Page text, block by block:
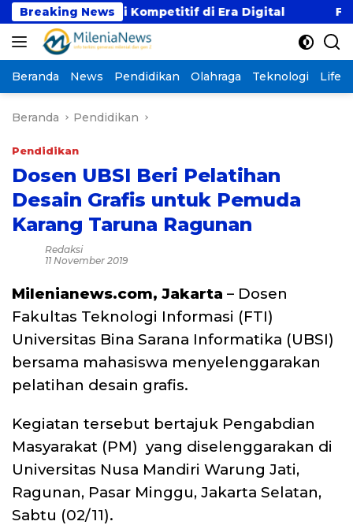
Langsung
ke
konten
Breaking News
Gaji Kompetitif di Era Digital Fenomena
Beranda News Pendidikan Olahraga Teknologi
Beranda Pendidikan
Pendidikan
Dosen UBSI Beri Pelatihan
Desain Grafis untuk Pemuda
Karang Taruna Ragunan
Redaksi
11 November 2019
Milenianews.com, Jakarta – Dosen
Fakultas Teknologi Informasi (FTI)
Universitas Bina Sarana Informatika (UBSI)
bersama mahasiswa menyelenggarakan
pelatihan desain grafis.
Kegiatan tersebut bertajuk Pengabdian
Masyarakat (PM) yang diselenggarakan di
Universitas Nusa Mandiri Warung Jati,
Ragunan, Pasar Minggu, Jakarta Selatan,
Sabtu (02/11).